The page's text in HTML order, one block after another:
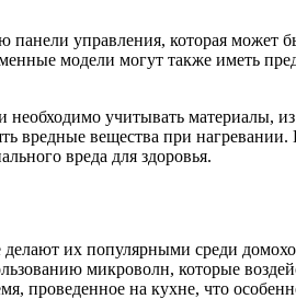
управления, которая
модели могут также иметь
учитывать материалы,
вредные вещества при
вреда для здоровья.
их популярными среди
микроволн, которые
проведенное на кухне, что